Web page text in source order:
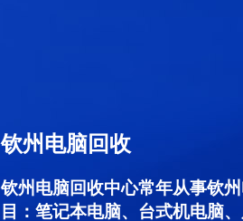
钦州电脑回收
钦州电脑回收中心常年从事钦
目：笔记本电脑、台式机电脑